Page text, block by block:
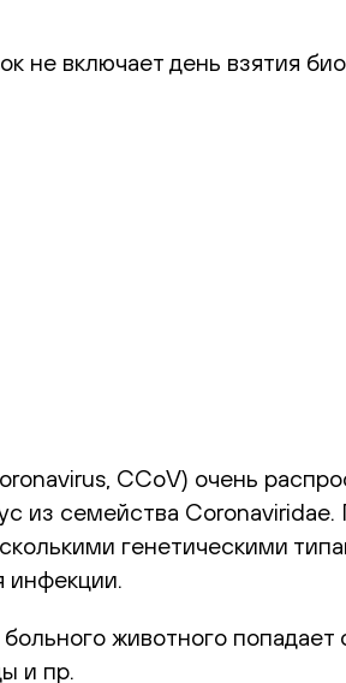
не включает день взятия
CCoV) очень
из семейства
генетическими
инфекции.
животного
и пр.